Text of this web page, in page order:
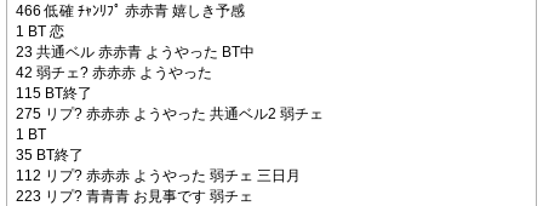
466 低確 ﾁｬﾝﾘﾌﾟ 赤赤青 嬉しき予感
1 BT 恋
23 共通ベル 赤赤青 ようやった BT中
42 弱チェ? 赤赤赤 ようやった
115 BT終了
275 リプ? 赤赤赤 ようやった 共通ベル2 弱チェ
1 BT
35 BT終了
112 リプ? 赤赤赤 ようやった 弱チェ 三日月
223 リプ? 青青青 お見事です 弱チェ